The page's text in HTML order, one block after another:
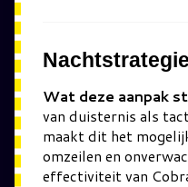
Wat deze aanpak
van duisternis als
maakt dit het
omzeilen en
effectiviteit van